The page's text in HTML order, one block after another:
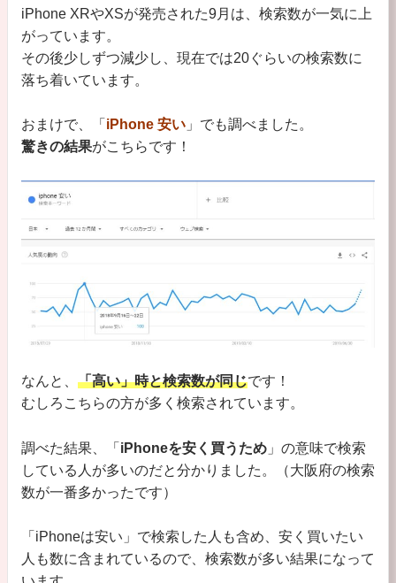
iPhone XRやXSが発売された9月は、検索数が一気に上
がっています。
その後少しずつ減少し、現在では20ぐらいの検索数に
落ち着いています。
おまけで、「 iPhone 安い 」でも調べました。
驚きの結果がこちらです！
なんと、 「高い」時と検索数が同じです！
むしろこちらの方が多く検索されています。
調べた結果、「 iPhoneを安く買うため 」の意味で検索
している人が多いのだと分かりました。（大阪府の検索
数が一番多かったです）
「iPhoneは安い」で検索した人も含め、安く買いたい
人も数に含まれているので、検索数が多い結果になって